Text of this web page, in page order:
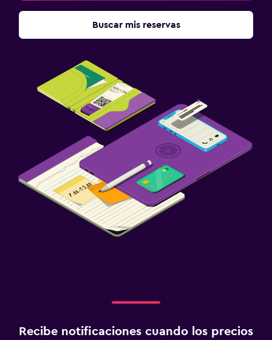
Buscar mis reservas
Recibe notificaciones cuando los precios